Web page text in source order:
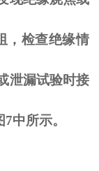
，检查绝缘情
泄漏试验时接
7中所示。